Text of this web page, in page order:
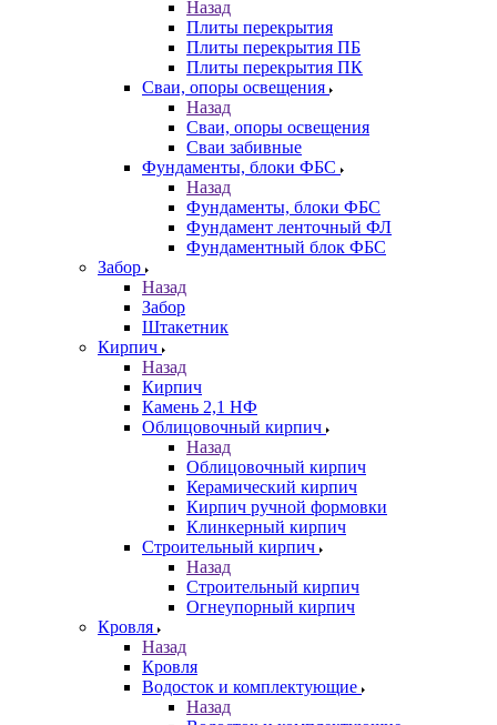
Назад
Плиты перекрытия
Плиты перекрытия ПБ
Плиты перекрытия ПК
Сваи, опоры освещения
Назад
Сваи, опоры освещения
Сваи забивные
Фундаменты, блоки ФБС
Назад
Фундаменты, блоки ФБС
Фундамент ленточный ФЛ
Фундаментный блок ФБС
Забор
Назад
Забор
Штакетник
Кирпич
Назад
Кирпич
Камень 2,1 НФ
Облицовочный кирпич
Назад
Облицовочный кирпич
Керамический кирпич
Кирпич ручной формовки
Клинкерный кирпич
Строительный кирпич
Назад
Строительный кирпич
Огнеупорный кирпич
Кровля
Назад
Кровля
Водосток и комплектующие
Назад